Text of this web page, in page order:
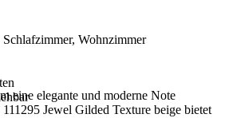
Wohnzimmer
eine elegante und moderne Note
Jewel Gilded Texture beige bietet